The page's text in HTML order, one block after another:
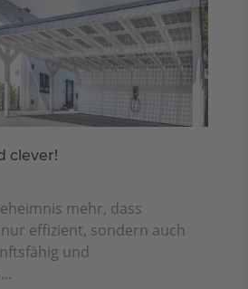
clever!
mehr, dass
effizient, sondern auch
und